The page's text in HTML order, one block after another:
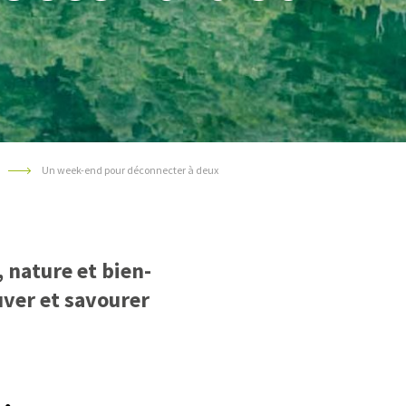
Un week-end pour déconnecter à deux
nature et bien-
et savourer